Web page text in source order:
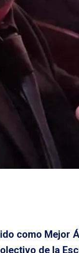
como Mejor
de la